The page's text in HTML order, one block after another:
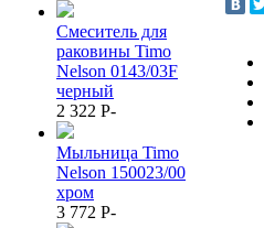
Смеситель для
раковины Timo
Nelson 0143/03F
черный
2 322 P-
Мыльница Timo
Nelson 150023/00
хром
3 772 P-